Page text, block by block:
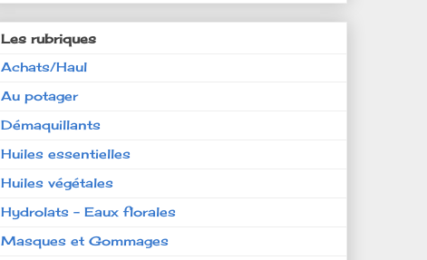
Les rubriques
Achats/Haul
Au potager
Démaquillants
Huiles essentielles
Huiles végétales
Hydrolats - Eaux florales
Masques et Gommages